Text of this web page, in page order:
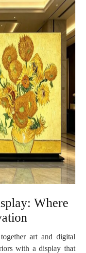
Where
art and digital
with a display that